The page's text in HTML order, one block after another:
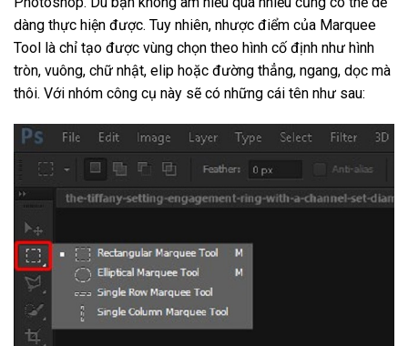
dàng thực hiện được. Tuy nhiên, nhược điểm của Marquee
Tool là chỉ tạo được vùng chọn theo hình cố định như hình
tròn, vuông, chữ nhật, elip hoặc đường thẳng, ngang, dọc mà
thôi. Với nhóm công cụ này sẽ có những cái tên như sau: